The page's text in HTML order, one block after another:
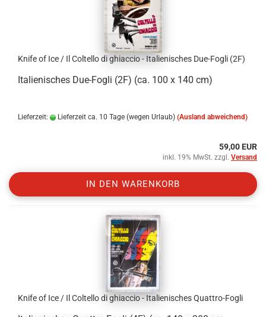
Knife of Ice / Il Coltello di ghiaccio - Italienisches Due-Fogli (2F)
Italienisches Due-Fogli (2F) (ca. 100 x 140 cm)
Lieferzeit: Lieferzeit ca. 10 Tage (wegen Urlaub) (Ausland abweichend)
59,00 EUR
inkl. 19% MwSt. zzgl. Versand
IN DEN WARENKORB
Knife of Ice / Il Coltello di ghiaccio - Italienisches Quattro-Fogli